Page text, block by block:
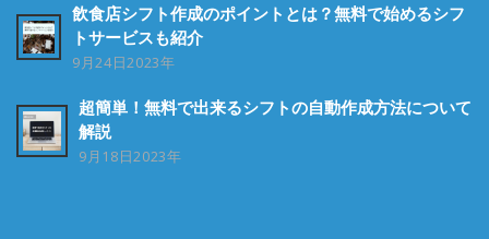
飲食店シフト作成のポイントとは？無料で始めるシフ
トサービスも紹介
9月24日2023年
超簡単！無料で出来るシフトの自動作成方法について
解説
9月18日2023年